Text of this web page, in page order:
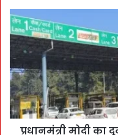
प्रधानमंत्री मोदी का